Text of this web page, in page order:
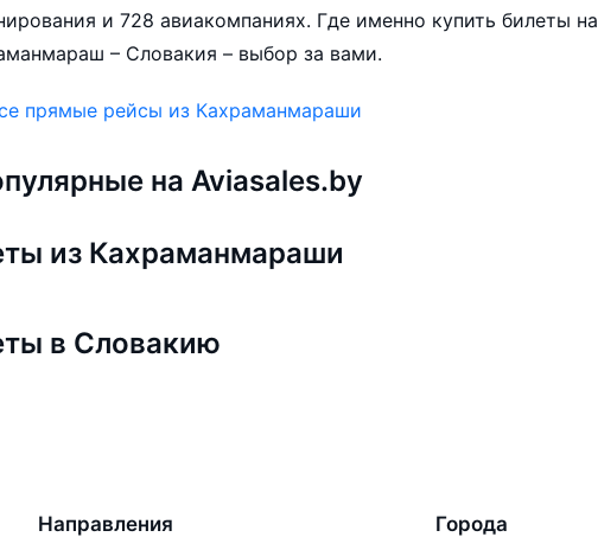
и 728 авиакомпаниях. Где именно купить билеты на
– Словакия – выбор за вами.
прямые рейсы из Кахраманмараши
на Aviasales.by
из Кахраманмараши
в Словакию
Направления Города